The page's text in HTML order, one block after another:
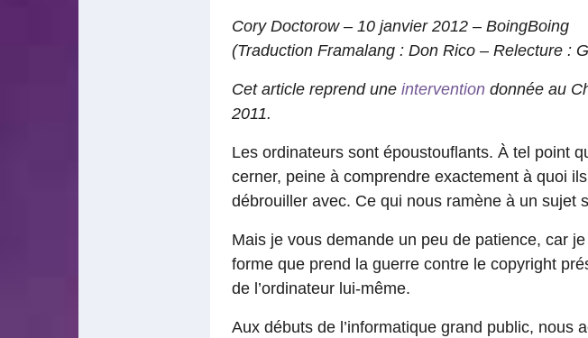
Cory Doctorow – 10 janvier 2012 – BoingBoing
(Traduction Framalang : Don Rico – Relecture :
Cet article reprend une interventiondonnée au
2011.
Les ordinateurs sont époustouflants. À tel point
cerner, peine à comprendre exactement à quoi
débrouiller avec. Ce qui nous ramène à un sujet
Mais je vous demande un peu de patience, car
forme que prend la guerre contre le copyright
de l’ordinateur lui-même.
Aux débuts de l’informatique grand public, nous